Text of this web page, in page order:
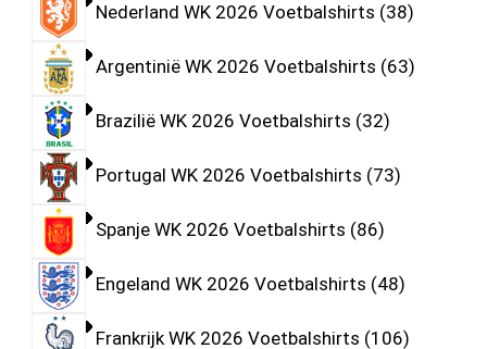
Nederland WK 2026 Voetbalshirts 38
Argentinië WK 2026 Voetbalshirts 63
Brazilië WK 2026 Voetbalshirts 32
Portugal WK 2026 Voetbalshirts 73
Spanje WK 2026 Voetbalshirts 86
Engeland WK 2026 Voetbalshirts 48
Frankrijk WK 2026 Voetbalshirts 106